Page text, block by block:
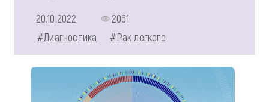
20.10.2022
2061
#Диагностика
#Рак легкого